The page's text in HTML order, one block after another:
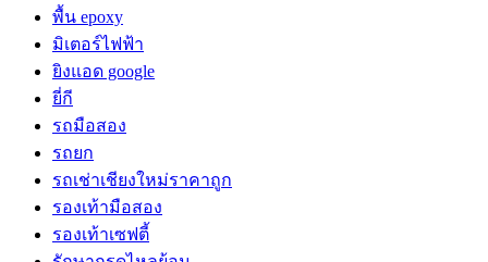
พื้น epoxy
มิเตอร์ไฟฟ้า
ยิงแอด google
ยี่กี
รถมือสอง
รถยก
รถเช่าเชียงใหม่ราคาถูก
รองเท้ามือสอง
รองเท้าเซฟตี้